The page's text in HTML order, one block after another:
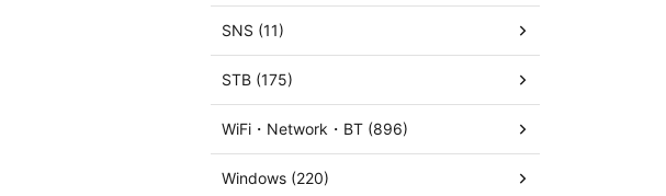
SNS (11)
STB (175)
WiFi・Network・BT (896)
Windows (220)